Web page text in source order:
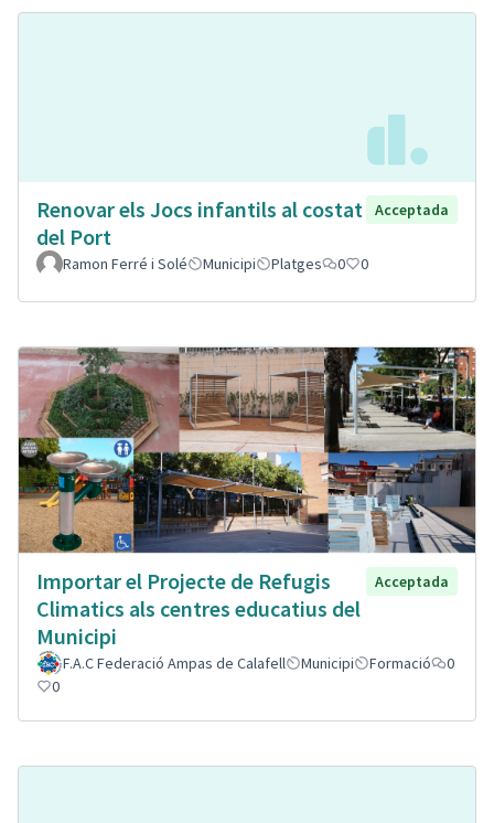
Renovar els Jocs infantils al costat
del Port
Acceptada
Ramon Ferré i Solé Municipi Platges 0 0
Importar el Projecte de Refugis
Climatics als centres educatius del
Municipi
Acceptada
F.A.C Federació Ampas de Calafell Municipi Formació
0
0